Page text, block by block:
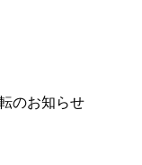
のお知らせ